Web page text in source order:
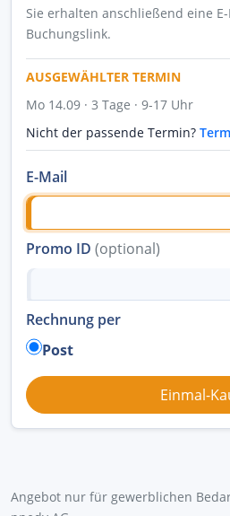
Sie erhalten anschließend eine
Buchungslink.
AUSGEWÄHLTER TERMIN
Mo 14.09 · 3 Tage · 9-17 Uhr
Nicht der passende Termin?
E-Mail
Promo ID (optional)
Rechnung per
Post
Angebot nur für gewerblichen